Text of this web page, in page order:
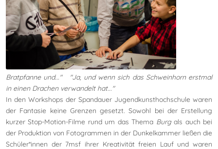
Bratpfanne und..." "Ja, und wenn sich das Schweinhorn erstmal
in einen Drachen verwandelt hat..."
In den Workshops der Spandauer Jugendkunsthochschule waren
der Fantasie keine Grenzen gesetzt. Sowohl bei der Erstellung
kurzer Stop-Motion-Filme rund um das Thema Burgals auch bei
der Produktion von Fotogrammen in der Dunkelkammer ließen die
Schüler*innen der 7msf ihrer Kreativität freien Lauf und waren